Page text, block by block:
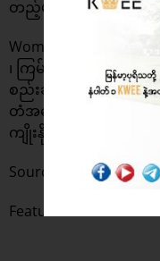
တည့်မတ်အောင် ထိန်းညှိပ
Woman On Top သိုင်
၊ ကြမ်းကြမ်းတမ်းတမ်း
စည်းချက်ညီညီနဲ့ ဖြည်း
တံအပေါ် ထိခိုက်ဒဏ်ရာရ
ကျိုးနိုင်တဲ့ ရာခိုင်နှုန်းလ
Source :
Men’s Health
Featured Photo : The